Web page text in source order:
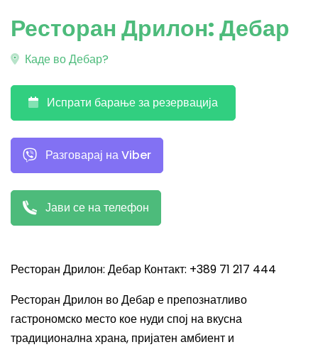
Ресторан Дрилон: Дебар
Каде во Дебар?
Испрати барање за резервација
Разговарај на Viber
Јави се на телефон
Ресторан Дрилон: Дебар Контакт: +389 71 217 444
Ресторан Дрилон во Дебар е препознатливо
гастрономско место кое нуди спој на вкусна
традиционална храна, пријатен амбиент и